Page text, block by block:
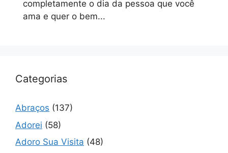
completamente o dia da pessoa que você
ama e quer o bem...
Categorias
Abraços (137)
Adorei (58)
Adoro Sua Visita (48)